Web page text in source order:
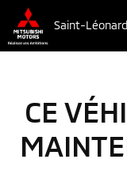
Saint-
CE